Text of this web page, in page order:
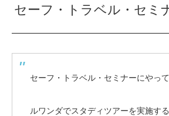
セーフ・トラベル・セミ
セーフ・トラベル・セミナーにやって
ルワンダでスタディツアーを実施す